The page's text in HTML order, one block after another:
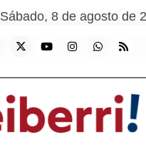
Sábado, 8 de agosto de